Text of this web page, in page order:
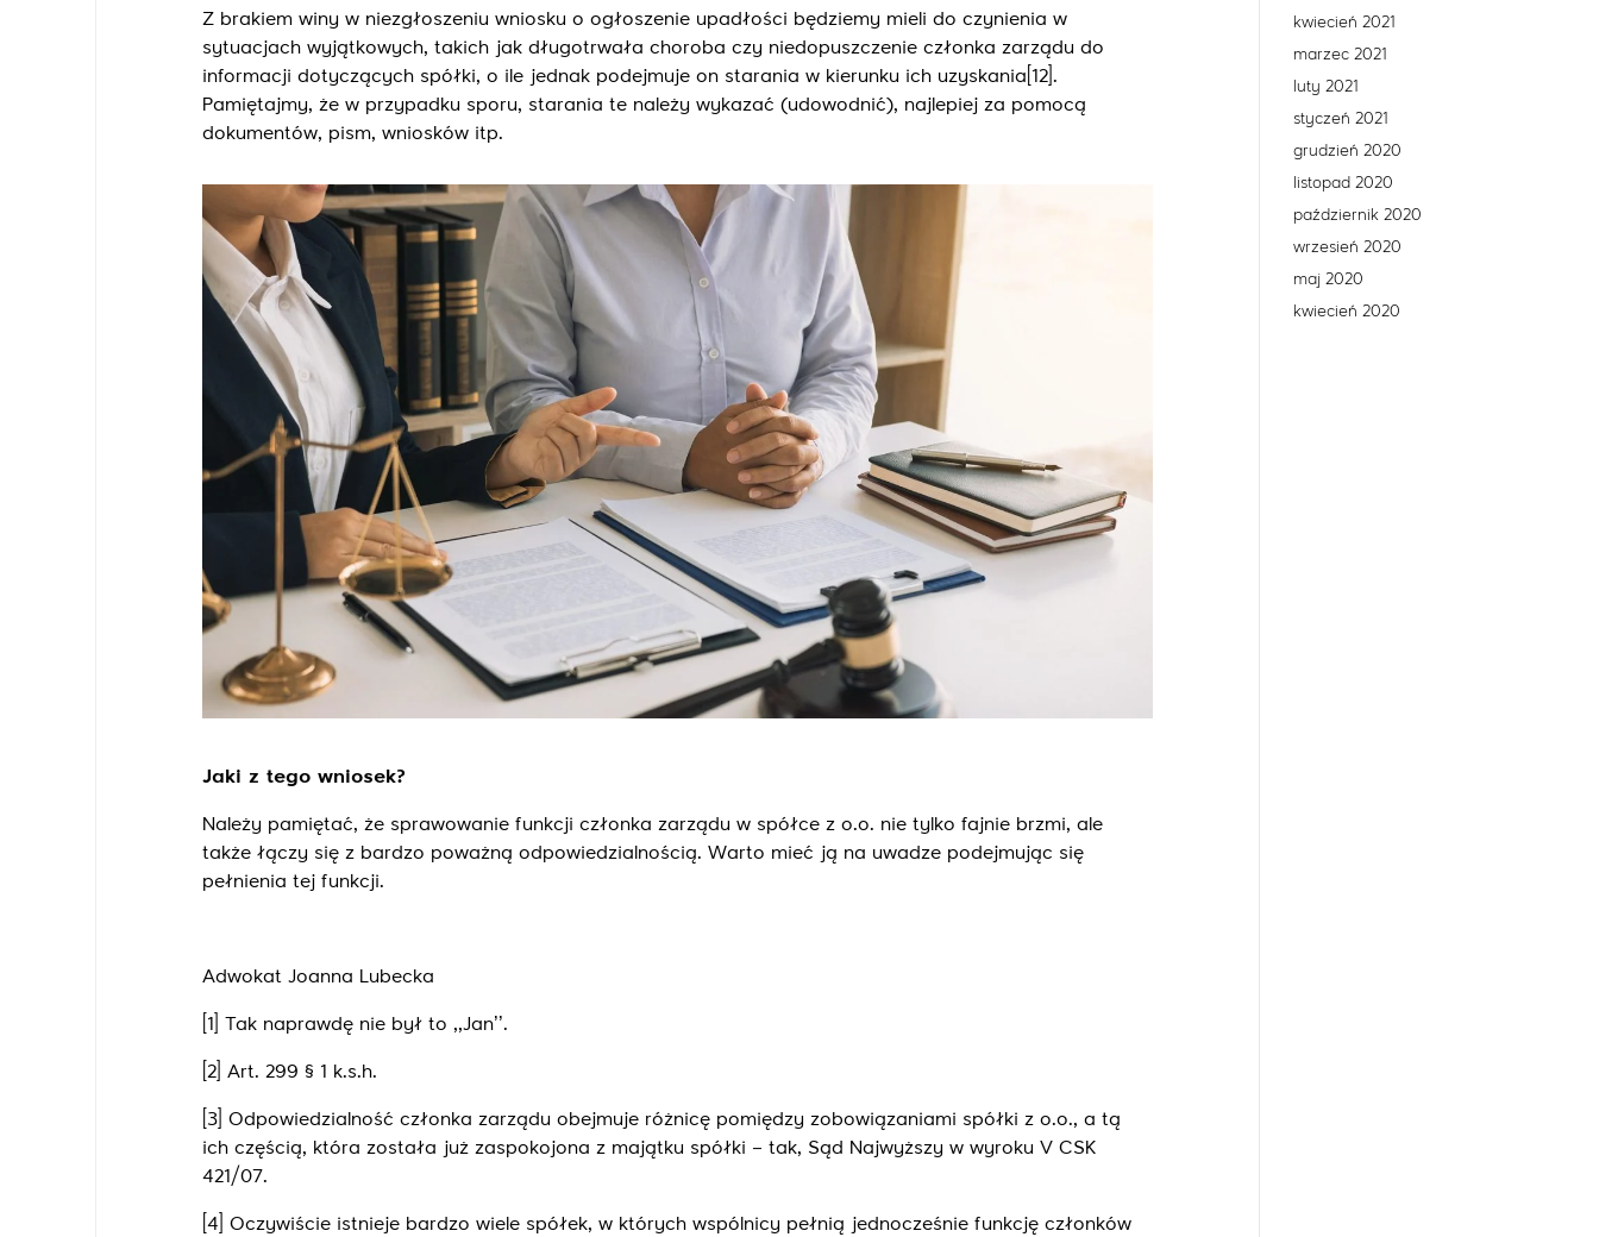
Z brakiem winy w niezgłoszeniu wniosku o ogłoszenie upadłości będziemy mieli do czynienia w
sytuacjach wyjątkowych, takich jak długotrwała choroba czy niedopuszczenie członka zarządu do
informacji dotyczących spółki, o ile jednak podejmuje on starania w kierunku ich uzyskania [12] .
Pamiętajmy, że w przypadku sporu, starania te należy wykazać (udowodnić), najlepiej za pomocą
dokumentów, pism, wniosków itp.
Jaki z tego wniosek?
Należy pamiętać, że sprawowanie funkcji członka zarządu w spółce z o.o. nie tylko fajnie brzmi, ale
także łączy się z bardzo poważną odpowiedzialnością. Warto mieć ją na uwadze podejmując się
pełnienia tej funkcji.
Adwokat Joanna Lubecka
[1] Tak naprawdę nie był to ,,Jan’’.
[2] Art. 299 § 1 k.s.h.
[3] Odpowiedzialność członka zarządu obejmuje różnicę pomiędzy zobowiązaniami spółki z o.o., a tą
ich częścią, która została już zaspokojona z majątku spółki – tak, Sąd Najwyższy w wyroku V CSK
421/07.
[4]
Oczywiście istnieje bardzo wiele spółek, w których wspólnicy pełnią jednocześnie funkcję członków
kwiecień 2021
marzec 2021
luty 2021
styczeń 2021
grudzień 2020
listopad 2020
październik 2020
wrzesień 2020
maj 2020
kwiecień 2020